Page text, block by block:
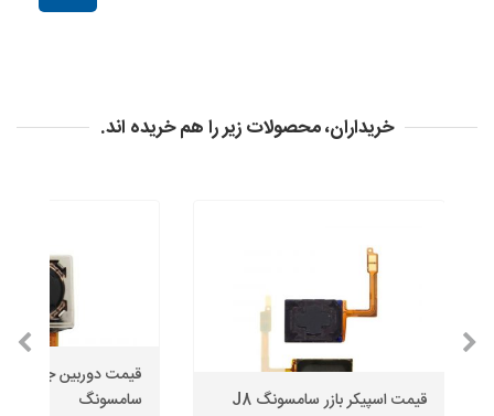
خریداران، محصولات زیر را هم خریده اند.
قیمت اسپیکر بازر سامسونگ J8
سامسونگ